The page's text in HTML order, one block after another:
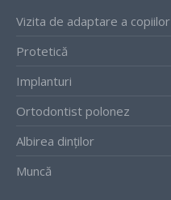
Vizita de adaptare a
Protetică
Implanturi
Ortodontist polonez
Albirea dinților
Muncă